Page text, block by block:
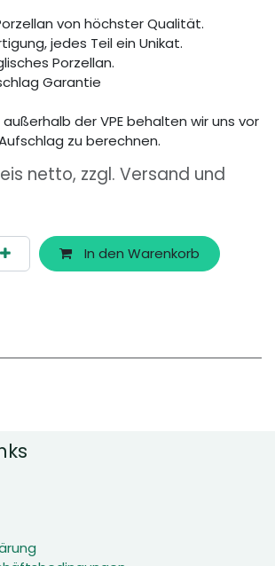
von höchster Qualität.
jedes Teil ein Unikat.
Porzellan.
Garantie
der VPE behalten wir uns vor
zu berechnen.
netto, zzgl. Versand und
In den Warenkorb